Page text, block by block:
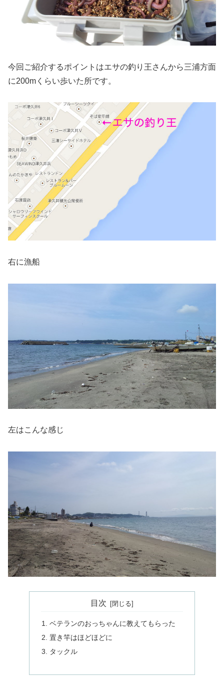
今回ご紹介するポイントはエサの釣り王さんから三浦方面
に200mくらい歩いた所です。
右に漁船
左はこんな感じ
目次
ベテランのおっちゃんに教えてもらった
置き竿はほどほどに
タックル